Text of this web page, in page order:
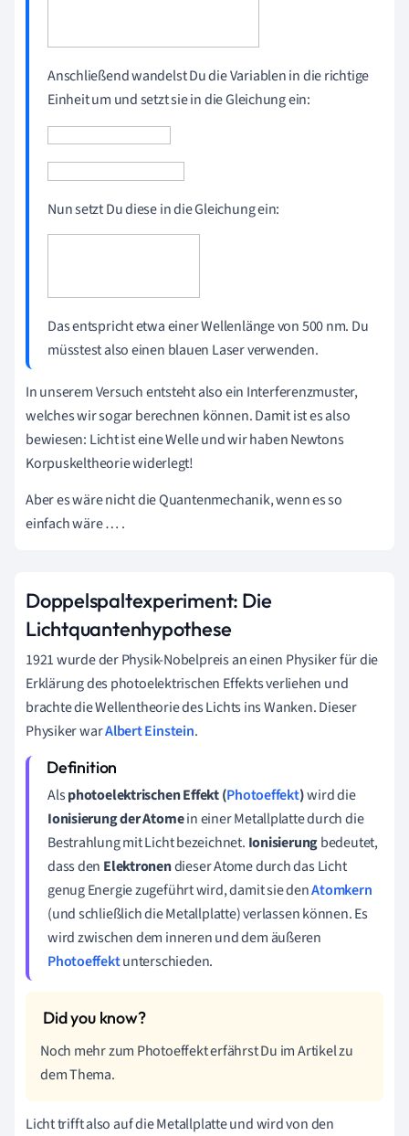
Anschließend wandelst Du die Variablen in die richtige
Einheit um und setzt sie in die Gleichung ein:
Nun setzt Du diese in die Gleichung ein:
Das entspricht etwa einer Wellenlänge von 500 nm. Du
müsstest also einen blauen Laser verwenden.
In unserem Versuch entsteht also ein Interferenzmuster,
welches wir sogar berechnen können. Damit ist es also
bewiesen: Licht ist eine Welle und wir haben Newtons
Korpuskeltheorie widerlegt!
Aber es wäre nicht die Quantenmechanik, wenn es so
einfach wäre … .
Doppelspaltexperiment: Die
Lichtquantenhypothese
1921 wurde der Physik-Nobelpreis an einen Physiker für die
Erklärung des photoelektrischen Effekts verliehen und
brachte die Wellentheorie des Lichts ins Wanken. Dieser
Physiker warAlbert Einstein.
Alsphotoelektrischen Effekt (Photoeffekt)wird die
Ionisierung der Atomein einer Metallplatte durch die
Bestrahlung mit Licht bezeichnet. Ionisierungbedeutet,
dass den Elektronendieser Atome durch das Licht
genug Energie zugeführt wird, damit sie denAtomkern
(und schließlich die Metallplatte) verlassen können. Es
wird zwischen dem inneren und dem äußeren
Photoeffektunterschieden.
Noch mehr zum Photoeffekt erfährst Du im Artikel zu
dem Thema.
Licht trifft also auf die Metallplatte und wird von den